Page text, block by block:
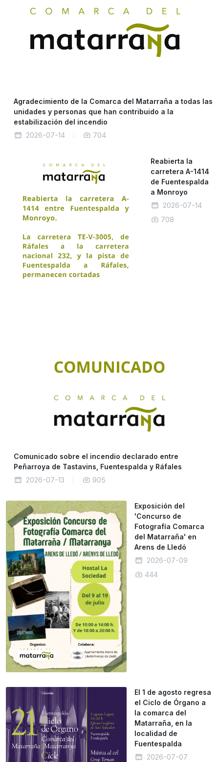
Agradecimiento de la Comarca del Matarraña a todas las
unidades y personas que han contribuido a la
estabilización del incendio
2026-07-14
704
Reabierta la
carretera A-1414
de Fuentespalda
a Monroyo
2026-07-14
708
Comunicado sobre el incendio declarado entre
Peñarroya de Tastavins, Fuentespalda y Ráfales
2026-07-13
905
Exposición del
'Concurso de
Fotografía Comarca
del Matarraña' en
Arens de Lledó
2026-07-09
444
El 1 de agosto regresa
el Ciclo de Órgano a
la comarca del
Matarraña, en la
localidad de
Fuentespalda
2026-07-07